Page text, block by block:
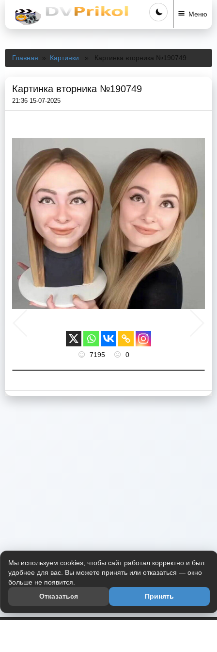
Меню
Главная » Картинки » Картинка вторника №190749
Картинка вторника №190749
21:36 15-07-2025
7195 0
Мы используем cookies, чтобы сайт работал корректно и был
удобнее для вас. Вы можете принять или отказаться — окно
больше не появится.
Отказаться
Принять